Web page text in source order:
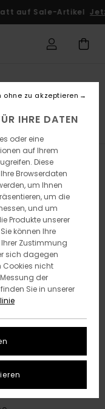
Sale-Artikel Jetzt
27Ergebnisse
RECYCLED
28-35L
IHRE DATEN
oder eine
auf Ihrem
Diese
Browserdaten
um Ihnen
um die
und um
Produkte unserer
können Ihre
Zustimmung
sich dagegen
Cookies nicht
der
Sie in unserer
ohne zu akzeptieren